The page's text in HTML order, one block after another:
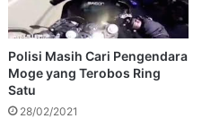
Polisi Masih Cari Pengendara
Moge yang Terobos Ring
Satu
28/02/2021